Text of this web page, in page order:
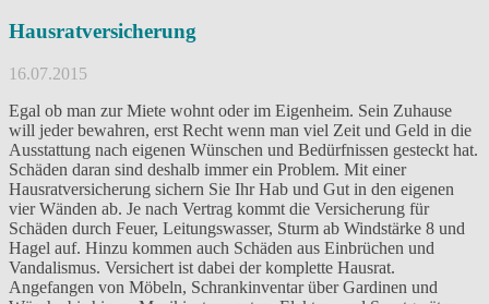
Hausratversicherung
16.07.2015
Egal ob man zur Miete wohnt oder im Eigenheim. Sein Zuhause
will jeder bewahren, erst Recht wenn man viel Zeit und Geld in die
Ausstattung nach eigenen Wünschen und Bedürfnissen gesteckt hat.
Schäden daran sind deshalb immer ein Problem. Mit einer
Hausratversicherung sichern Sie Ihr Hab und Gut in den eigenen
vier Wänden ab. Je nach Vertrag kommt die Versicherung für
Schäden durch Feuer, Leitungswasser, Sturm ab Windstärke 8 und
Hagel auf. Hinzu kommen auch Schäden aus Einbrüchen und
Vandalismus. Versichert ist dabei der komplette Hausrat.
Angefangen von Möbeln, Schrankinventar über Gardinen und